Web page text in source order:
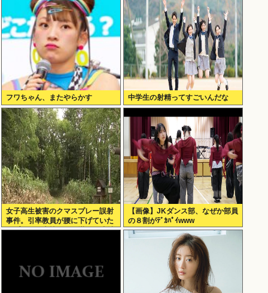
フワちゃん、またやらかす 中学生の射精ってすごいんだな
女子高生被害のクマスプレー誤射
事件。引率教員が腰に下げていた
スプレーが木枝に引っ掛かり噴射
【画像】JKダンス部、なぜか部員
の８割がﾃﾞｶﾊﾟｲwww